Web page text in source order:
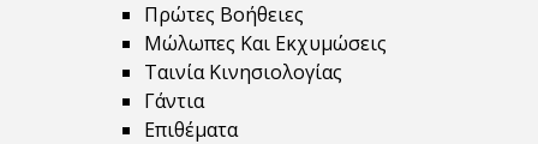
Πρώτες Βοήθειες
Μώλωπες Και Εκχυμώσεις
Ταινία Κινησιολογίας
Γάντια
Επιθέματα